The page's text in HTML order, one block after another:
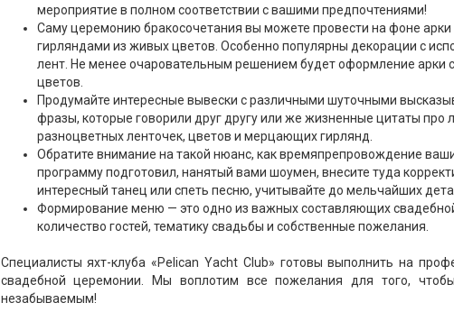
мероприятие в полном соответствии с вашими предпочтениями!
Саму церемонию бракосочетания вы можете провести на фоне арки
гирляндами из живых цветов. Особенно популярны декорации с
лент. Не менее очаровательным решением будет оформление арки
цветов.
Продумайте интересные вывески с различными шуточными
фразы, которые говорили друг другу или же жизненные цитаты
разноцветных ленточек, цветов и мерцающих гирлянд.
Обратите внимание на такой нюанс, как времяпрепровождение
программу подготовил, нанятый вами шоумен, внесите туда
интересный танец или спеть песню, учитывайте до мельчайших
Формирование меню — это одно из важных составляющих
количество гостей, тематику свадьбы и собственные пожелания.
Специалисты яхт-клуба «Pelican Yacht Club» готовы выполнить на
свадебной церемонии. Мы воплотим все пожелания для того,
незабываемым!